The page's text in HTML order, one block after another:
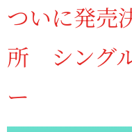
ついに発売
所 シング
ー